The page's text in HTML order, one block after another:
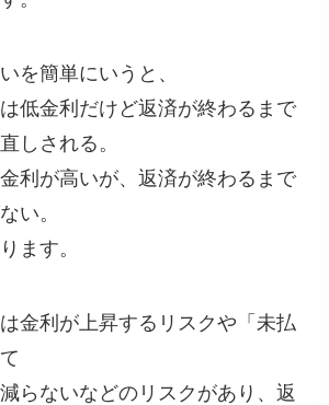
を簡単にいうと、
は低金利だけど返済が終わるまで
しされる。
金利が高いが、返済が終わるまで
い。
ます。
は金利が上昇するリスクや「未払
らないなどのリスクがあり、返